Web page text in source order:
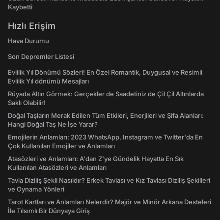
Kaybetti
Hızlı Erişim
Hava Durumu
Son Depremler Listesi
Evlilik Yıl Dönümü Sözleri! En Özel Romantik, Duygusal ve Resimli
Evlilik Yıl dönümü Mesajları
Rüyada Altın Görmek: Gerçekler de Saadetiniz de Çil Çil Altınlarda
Saklı Olabilir!
Doğal Taşların Merak Edilen Tüm Etkileri, Enerjileri ve Şifa Alanları:
Hangi Doğal Taş Ne İşe Yarar?
Emojilerin Anlamları: 2023 WhatsApp, Instagram ve Twitter'da En
Çok Kullanılan Emojiler ve Anlamları
Atasözleri ve Anlamları: A'dan Z'ye Gündelik Hayatta En Sık
Kullanılan Atasözleri ve Anlamları
Tavla Diziliş Şekli Nasıldır? Erkek Tavlası ve Kız Tavlası Diziliş Şekilleri
ve Oynama Yönleri
Tarot Kartları ve Anlamları Nelerdir? Majör ve Minör Arkana Desteleri
İle Tılsımlı Bir Dünyaya Giriş